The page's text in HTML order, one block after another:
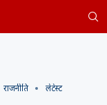
राजनीति लेटेस्ट